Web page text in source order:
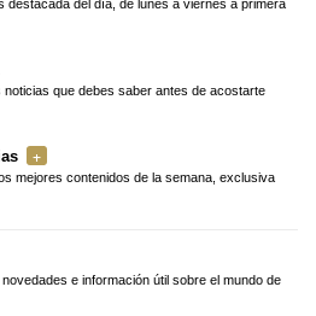
destacada del día, de lunes a viernes a primera
noticias que debes saber antes de acostarte
mejores contenidos de la semana, exclusiva
e información útil sobre el mundo de